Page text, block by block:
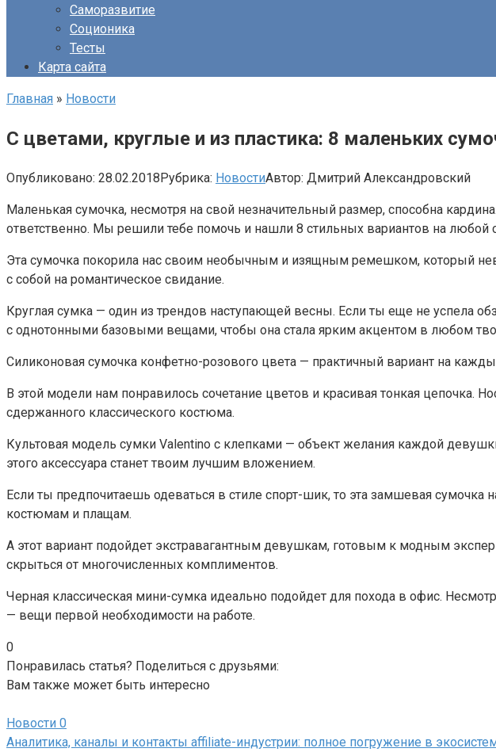
Саморазвитие
Соционика
Тесты
Карта сайта
Главная » Новости
С цветами, круглые и из пластика: 8 маленьких
Опубликовано: 28.02.2018Рубрика: НовостиАвтор: Дмитрий Александровский
Маленькая сумочка, несмотря на свой незначительный размер, способна
ответственно. Мы решили тебе помочь и нашли 8 стильных вариантов на
Эта сумочка покорила нас своим необычным и изящным ремешком, который
с собой на романтическое свидание.
Круглая сумка — один из трендов наступающей весны. Если ты еще не успела
с однотонными базовыми вещами, чтобы она стала ярким акцентом в любом
Силиконовая сумочка конфетно-розового цвета — практичный вариант на
В этой модели нам понравилось сочетание цветов и красивая тонкая цепочка.
сдержанного классического костюма.
Культовая модель сумки Valentino с клепками — объект желания каждой
этого аксессуара станет твоим лучшим вложением.
Если ты предпочитаешь одеваться в стиле спорт-шик, то эта замшевая
костюмам и плащам.
А этот вариант подойдет экстравагантным девушкам, готовым к модным
скрыться от многочисленных комплиментов.
Черная классическая мини-сумка идеально подойдет для похода в офис.
— вещи первой необходимости на работе.
0
Понравилась статья? Поделиться с друзьями:
Вам также может быть интересно
Новости 0
Аналитика, каналы и контакты affiliate-индустрии: полное погружение в